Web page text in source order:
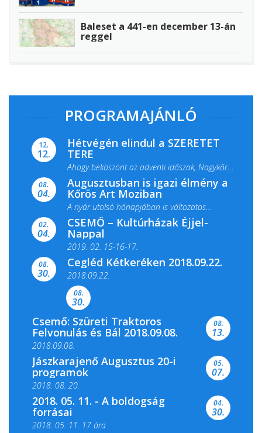
Baleset a 441-en december 13-án
reggel
PROGRAMAJÁNLÓ
12.
12.
Hétvégén elindul a SZERETET
TERE
Ahogy beköszönt az adventi időszak, Nagykőrös
ismét megtelik ünnepi fénnyel és közös...
08.
04.
Augusztusban is igazi élmény a
Kőrös Art Moziban
A nyár utolsó hónapjában is változatos
filmkínálattal, családi...
02.
04.
CSEMŐ – Kultúrházak Éjjel-
Nappal
2019. 02. 15-16-17.
Színes és tartalmas programokkal várja a
Csemői Községi Könyvtár és...
08.
30.
Cegléd Kétkeréken 2018.09.22.
2018.09.22.
08.
30.
Csemő: Szüreti Traktoros
Felvonulás és Bál 2018.09.08.
2018.09.08.
08.
13.
Jászkarajenő Augusztus 20-i
programok
2018. 08. 20.
05.
07.
2018. 05. 11. - A boldogság
forrásai
2018. 05. 11. 17 óra
04.
30.